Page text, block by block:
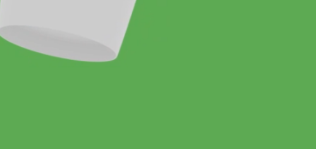
ул. Косникова
Автономная